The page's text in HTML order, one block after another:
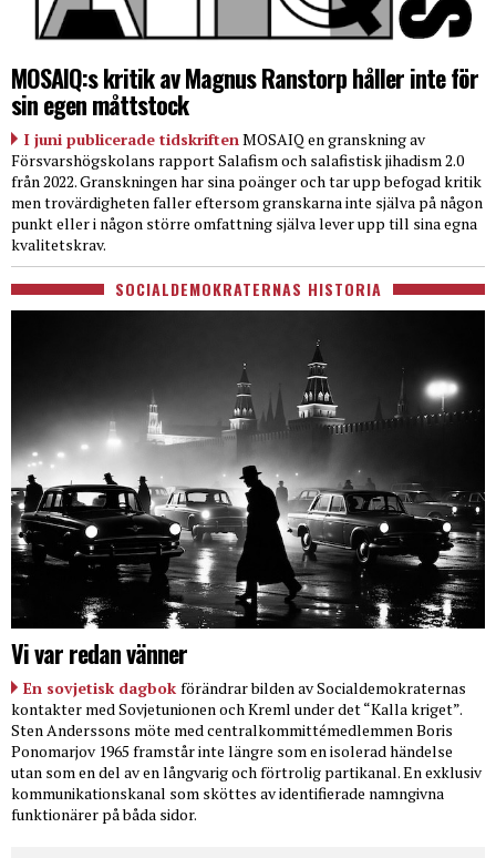
MOSAIQ:s kritik av Magnus Ranstorp håller inte för
sin egen måttstock
I juni publicerade tidskriften MOSAIQ en granskning av
Försvarshögskolans rapport Salafism och salafistisk jihadism 2.0
från 2022. Granskningen har sina poänger och tar upp befogad kritik
men trovärdigheten faller eftersom granskarna inte själva på någon
punkt eller i någon större omfattning själva lever upp till sina egna
kvalitetskrav.
SOCIALDEMOKRATERNAS HISTORIA
Vi var redan vänner
En sovjetisk dagbok förändrar bilden av Socialdemokraternas
kontakter med Sovjetunionen och Kreml under det “Kalla kriget”.
Sten Anderssons möte med centralkommittémedlemmen Boris
Ponomarjov 1965 framstår inte längre som en isolerad händelse
utan som en del av en långvarig och förtrolig partikanal. En exklusiv
kommunikationskanal som sköttes av identifierade namngivna
funktionärer på båda sidor.